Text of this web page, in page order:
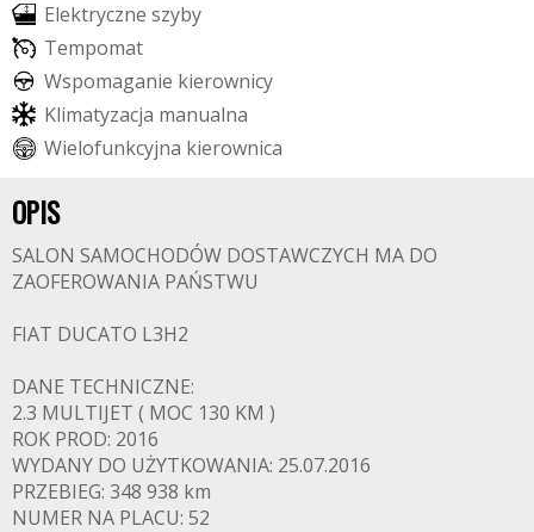
Elektryczne szyby
Tempomat
Wspomaganie kierownicy
Klimatyzacja manualna
Wielofunkcyjna kierownica
OPIS
SALON SAMOCHODÓW DOSTAWCZYCH MA DO
ZAOFEROWANIA PAŃSTWU
FIAT DUCATO L3H2
DANE TECHNICZNE:
2.3 MULTIJET ( MOC 130 KM )
ROK PROD: 2016
WYDANY DO UŻYTKOWANIA: 25.07.2016
PRZEBIEG: 348 938 km
NUMER NA PLACU: 52